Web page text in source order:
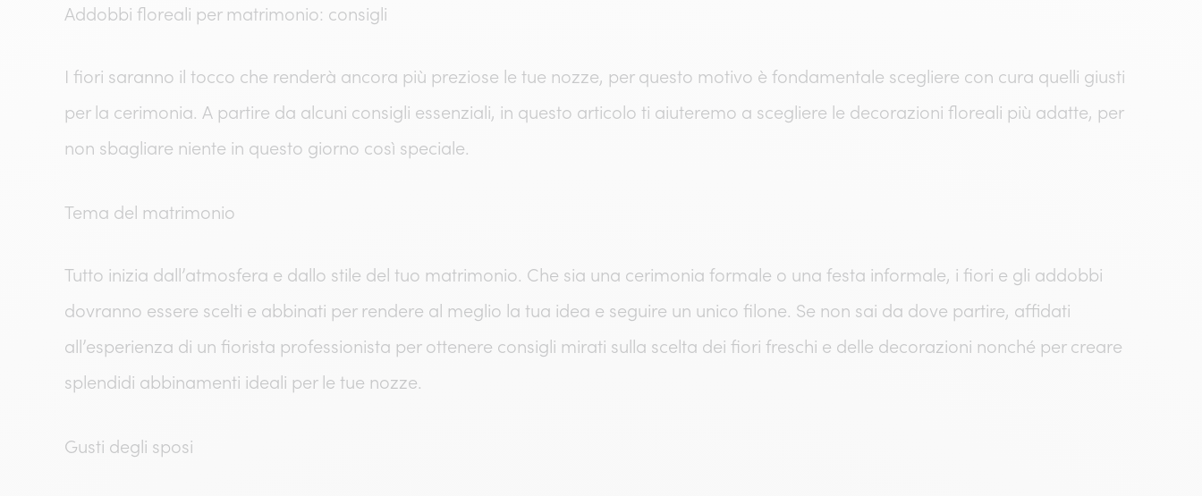
Addobbi floreali per matrimonio: consigli
I fiori saranno il tocco che renderà ancora più preziose le tue nozze, per questo motivo è fondamentale scegliere con cura quelli giusti
per la cerimonia. A partire da alcuni consigli essenziali, in questo articolo ti aiuteremo a scegliere le decorazioni floreali più adatte, per
non sbagliare niente in questo giorno così speciale.
Tema del matrimonio
Tutto inizia dall’atmosfera e dallo stile del tuo matrimonio. Che sia una cerimonia formale o una festa informale, i fiori e gli addobbi
dovranno essere scelti e abbinati per rendere al meglio la tua idea e seguire un unico filone. Se non sai da dove partire, affidati
all’esperienza di un fiorista professionista per ottenere consigli mirati sulla scelta dei fiori freschi e delle decorazioni nonché per creare
splendidi abbinamenti ideali per le tue nozze.
Gusti degli sposi